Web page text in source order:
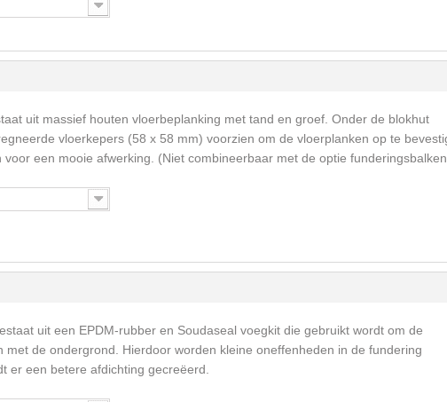
uit massief houten vloerbeplanking met tand en groef. Onder de blokhut
vloerkepers (58 x 58 mm) voorzien om de vloerplanken op te
voor een mooie afwerking. (Niet combineerbaar met de optie
uit een EPDM-rubber en Soudaseal voegkit die gebruikt wordt om de
met de ondergrond. Hierdoor worden kleine oneffenheden in de fundering
er een betere afdichting gecreëerd.